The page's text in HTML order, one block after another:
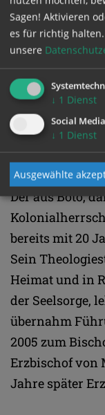
Möglichkeit der
einer
durch den
bedenken: Die
Katholiken
auch damit,
Beziehungen
Der aus Boto,
bereits mit 20
Sein
Heimat und in
der Seelsorge,
übernahm
2005 zum
Erzbischof von
Jahre später
Sagen! Aktivieren
es für richtig halten.
unsere
↓ 1 Dienst
Social Media
↓ 1 Dienst
Ausgewählte